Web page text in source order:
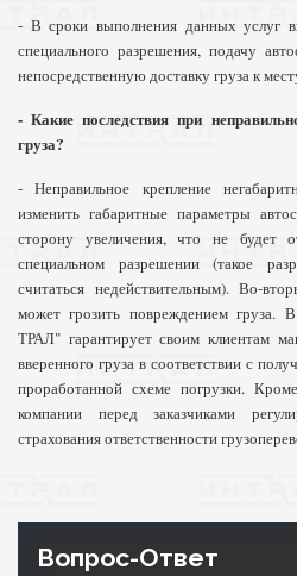
- В сроки выполнения данных услуг
специального разрешения, подачу
непосредственную доставку груза к
- Какие последствия при
груза?
- Неправильное крепление
изменить габаритные параметры
сторону увеличения, что не будет
специальном разрешении (такое
считаться недействительным). Во-
может грозить повреждением
ТРАЛ" гарантирует своим клиентам
вверенного груза в соответствии с
проработанной схеме погрузки.
компании перед заказчиками
страхования ответственности
Вопрос-Ответ